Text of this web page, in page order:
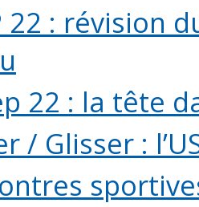
22 : révision
22 : la tête
/ Glisser :